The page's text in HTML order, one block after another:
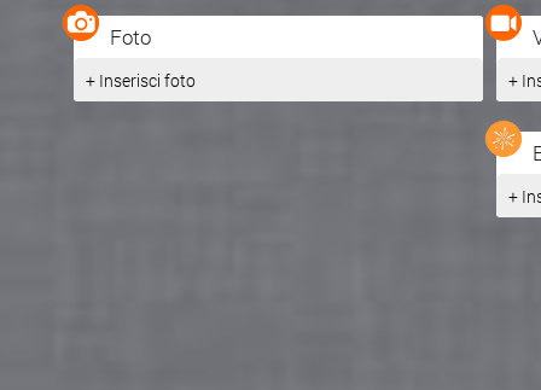
Foto
+ Inserisci foto +
+